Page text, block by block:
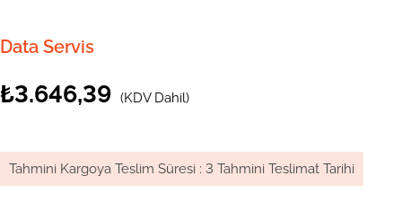
Data Servis
₺3.646,39 (KDV Dahil)
Tahmini Kargoya Teslim Süresi : 3 Tahmini Teslimat Tarihi